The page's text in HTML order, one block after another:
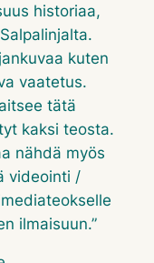
historiaa,
kuten
vaatetus.
tätä
kaksi teosta.
nähdä myös
videointi /
ilmaisuun.”